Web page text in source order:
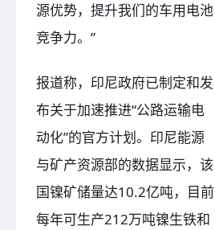
源优势，提升我们的车用电池
竞争力。”
报道称，印尼政府已制定和发
布关于加速推进“公路运输电
动化”的官方计划。印尼能源
与矿产资源部的数据显示，该
国镍矿储量达10.2亿吨，目前
每年可生产212万吨镍生铁和